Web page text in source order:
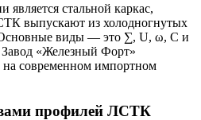
стальной каркас,
выпускают из холодногнутых
виды — это ∑, U, ω, С и
«Железный Форт»
современном импортном
профилей ЛСТК